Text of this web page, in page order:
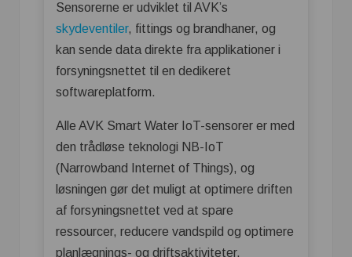
Sensorerne er udviklet til AVK’s
skydeventiler, fittings og brandhaner, og
kan sende data direkte fra applikationer i
forsyningsnettet til en dedikeret
softwareplatform.
Alle AVK Smart Water IoT-sensorer er med
den trådløse teknologi NB-IoT
(Narrowband Internet of Things), og
løsningen gør det muligt at optimere driften
af forsyningsnettet ved at spare
ressourcer, reducere vandspild og optimere
planlægnings- og driftsaktiviteter.